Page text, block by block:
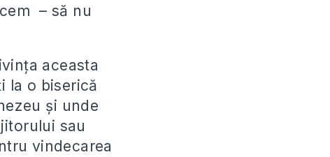
– să nu
aceasta
la o biserică
și unde
sau
vindecarea